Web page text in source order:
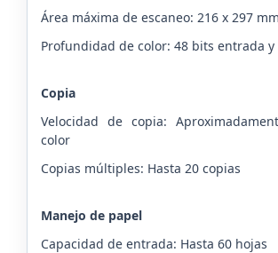
Área máxima de escaneo: 216 x 297 mm
Profundidad de color: 48 bits entrada
Copia
Velocidad de copia:
color
Copias múltiples: Hasta 20 copias
Manejo de papel
Capacidad de entrada: Hasta 60 hojas